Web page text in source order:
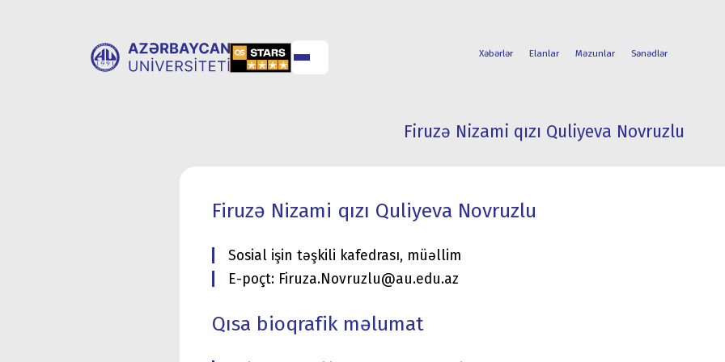
Xəbərlər Elanlar Məzunlar Sənədlər
Firuzə Nizami qızı Quliyeva Novruzlu
Firuzə Nizami qızı Quliyeva Novruzlu
Sosial işin təşkili kafedrası, müəllim
E-poçt: Firuza.Novruzlu@au.edu.az
Qısa bioqrafik məlumat